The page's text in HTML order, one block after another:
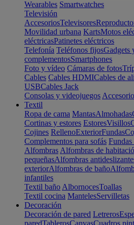
Wearables Smartwatches
Televisión
AccesoriosTelevisores
Movilidad urbana KartsMotos
eléctricasPatinetes eléctricos
Telefonía Teléfonos fijosGadgets
complementosSmartphones
Foto y vídeo Cámaras de fotos
Cables Cables HDMICables de
USBCables Jack
Consolas y videojuegos
Textil
Ropa de cama MantasAlmohadas
Cortinas y estores EstoresVisillos
Cojines RellenoExteriorFundas
Complementos para sofás Fundas
Alfombras Alfombras de
pequeñasAlfombras
exteriorAlfombras de baño
infantiles
Textil baño AlbornocesToallas
Textil cocina MantelesServilletas
Decoración
Decoración de pared Letreros
paredTablerosCanvasCuadros